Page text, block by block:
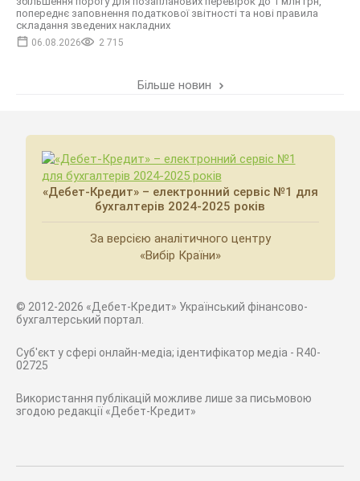
попереднє заповнення податкової звітності та нові правила
складання зведених накладних
06.08.2026 2 715
Більше новин
«Дебет-Кредит» – електронний сервіс №1 для
бухгалтерів 2024-2025 років
За версією аналітичного центру
«Вибір Країни»
© 2012-2026 «Дебет-Кредит» Український фінансово-
бухгалтерський портал.
Суб'єкт у сфері онлайн-медіа; ідентифікатор медіа - R40-
02725
Використання публікацій можливе лише за письмовою
згодою редакції «Дебет-Кредит»